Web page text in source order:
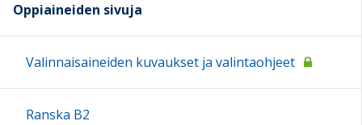
Oppiaineiden sivuja
Valinnaisaineiden kuvaukset ja valintaohjeet
Ranska B2